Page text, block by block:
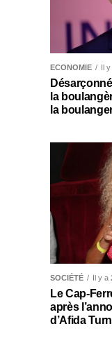
ECONOMIE Il
la
la
SOCIÉTÉ Il y
Le Cap-
après
d’Afida